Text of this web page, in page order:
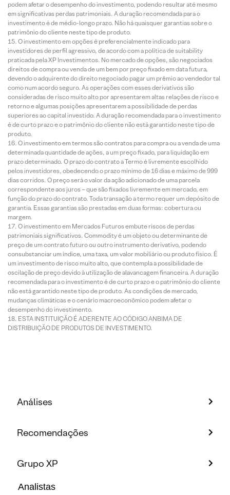
podem afetar o desempenho do investimento, podendo resultar até mesmo
em significativas perdas patrimoniais. A duração recomendada para o
investimento é de médio-longo prazo. Não há quaisquer garantias sobre o
patrimônio do cliente neste tipo de produto.
O investimento em opções é preferencialmente indicado para
investidores de perfil agressivo, de acordo com a política de suitability
praticada pela XP Investimentos. No mercado de opções, são negociados
direitos de compra ou venda de um bem por preço fixado em data futura,
devendo o adquirente do direito negociado pagar um prêmio ao vendedor tal
como num acordo seguro. As operações com esses derivativos são
consideradas de risco muito alto por apresentarem altas relações de risco e
retorno e algumas posições apresentarem a possibilidade de perdas
superiores ao capital investido. A duração recomendada para o investimento
é de curto prazo e o patrimônio do cliente não está garantido neste tipo de
produto.
O investimento em termos são contratos para compra ou a venda de uma
determinada quantidade de ações, a um preço fixado, para liquidação em
prazo determinado. O prazo do contrato a Termo é livremente escolhido
pelos investidores, obedecendo o prazo mínimo de 16 dias e máximo de 999
dias corridos. O preço será o valor da ação adicionado de uma parcela
correspondente aos juros – que são fixados livremente em mercado, em
função do prazo do contrato. Toda transação a termo requer um depósito de
garantia. Essas garantias são prestadas em duas formas: cobertura ou
margem.
O investimento em Mercados Futuros embute riscos de perdas
patrimoniais significativos. Commodity é um objeto ou determinante de
preço de um contrato futuro ou outro instrumento derivativo, podendo
consubstanciar um índice, uma taxa, um valor mobiliário ou produto físico. É
um investimento de risco muito alto, que contempla a possibilidade de
oscilação de preço devido à utilização de alavancagem financeira. A duração
recomendada para o investimento é de curto prazo e o patrimônio do cliente
não está garantido neste tipo de produto. As condições de mercado,
mudanças climáticas e o cenário macroeconômico podem afetar o
desempenho do investimento.
ESTA INSTITUIÇÃO É ADERENTE AO CÓDIGO ANBIMA DE
DISTRIBUIÇÃO DE PRODUTOS DE INVESTIMENTO.
Análises
Recomendações
Grupo XP
Analistas